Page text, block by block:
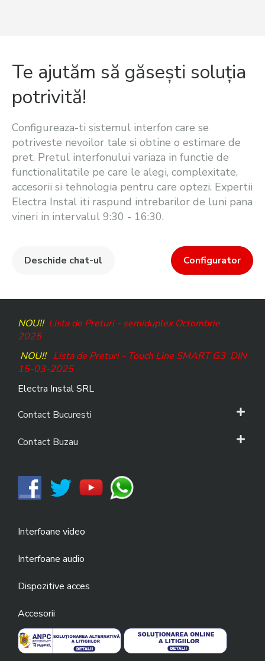
Te ajutăm să găsești soluția
potrivită!
Configureaza-ti sistemul interfon care se
potriveste nevoilor tale si obtine o estimare de
pret. Pretul interfonului variaza in functie de
functionalitatile pe care le alegi, complexitate,
accesorii si tehnologia pentru care optezi. Expertii
Electra Instal iti raspund intrebarilor de luni pana
vineri in intervalul 9:30 - 16:30.
Deschide chat-ul Configurator
NOU!! Lista de Preturi - semiduplex Octombrie
2025
NOU!! Lista de Preturi - Touch Line SMART G3DIN
15-03-2025
Electra Instal SRL
Contact Bucuresti
Contact Buzau
Interfoane video
Interfoane audio
Dispozitive acces
Accesorii